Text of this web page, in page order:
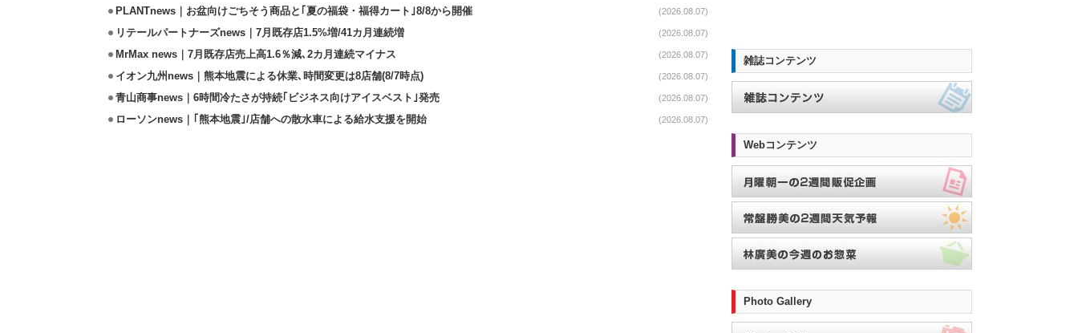
PLANTnews｜お盆向けごちそう商品と｢夏の福袋・福得カート｣8/8から開催 (2026.08.07)
リテールパートナーズnews｜7月既存店1.5%増/41カ月連続増 (2026.08.07)
MrMax news｜7月既存店売上高1.6％減､2カ月連続マイナス (2026.08.07)
イオン九州news｜熊本地震による休業､時間変更は8店舗(8/7時点) (2026.08.07)
青山商事news｜6時間冷たさが持続｢ビジネス向けアイスベスト｣発売 (2026.08.07)
ローソンnews｜｢熊本地震｣/店舗への散水車による給水支援を開始 (2026.08.07)
雑誌コンテンツ
Webコンテンツ
Photo Gallery